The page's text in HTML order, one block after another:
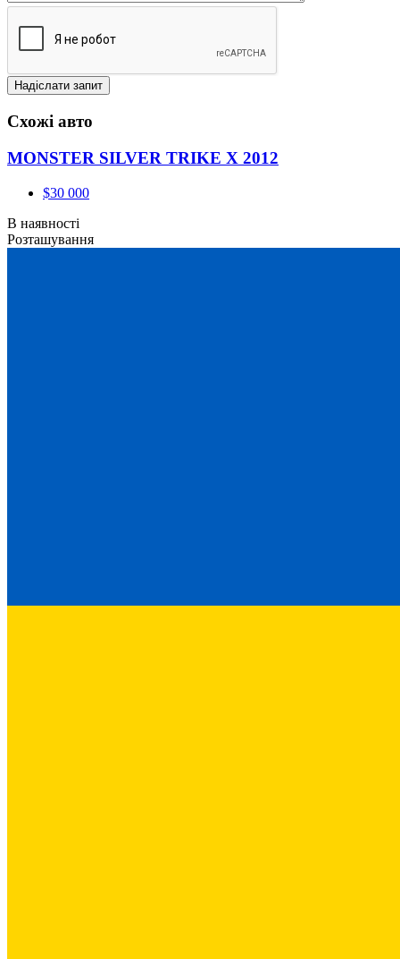
Схожі авто
MONSTER SILVER TRIKE X 2012
$30 000
В наявності
Розташування